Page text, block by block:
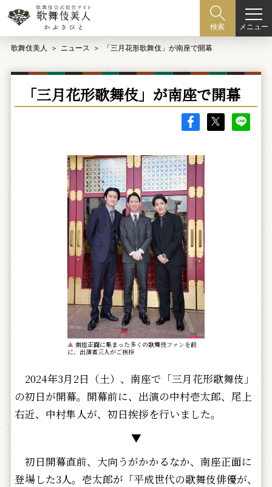
検索 メニュー
歌舞伎美人 ニュース 「三月花形歌舞伎」が南座で開幕
「三月花形歌舞伎」が南座で開幕
▲ 南座正面に集まった多くの歌舞伎ファンを前
に、出演者三人がご挨拶
2024年3月2日（土）、南座で「三月花形歌舞伎」
の初日が開幕。開幕前に、出演の中村壱太郎、尾上
右近、中村隼人が、初日挨拶を行いました。
▼
初日開幕直前、大向うがかかるなか、南座正面に
登場した3人。壱太郎が「平成世代の歌舞伎俳優が、